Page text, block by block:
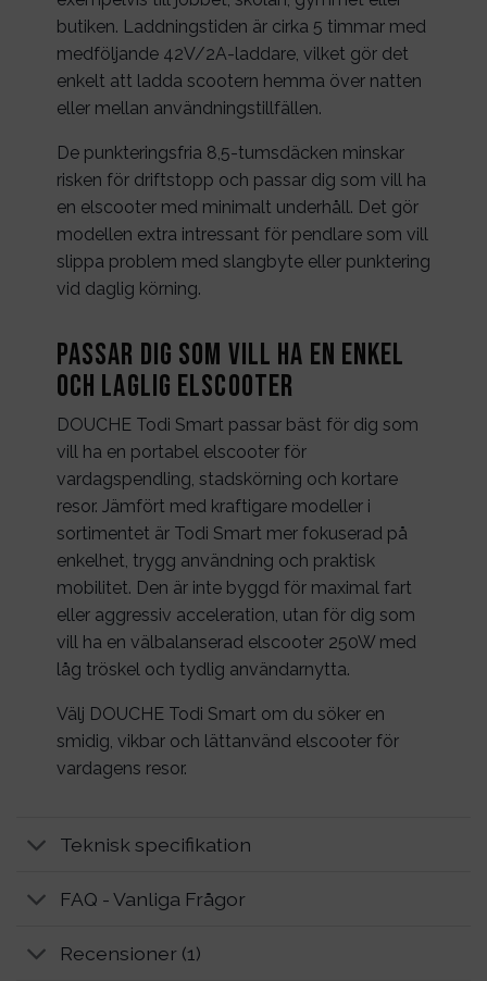
butiken. Laddningstiden är cirka 5 timmar med
medföljande 42V/2A-laddare, vilket gör det
enkelt att ladda scootern hemma över natten
eller mellan användningstillfällen.
De punkteringsfria 8,5-tumsdäcken minskar
risken för driftstopp och passar dig som vill ha
en elscooter med minimalt underhåll. Det gör
modellen extra intressant för pendlare som vill
slippa problem med slangbyte eller punktering
vid daglig körning.
Passar dig som vill ha en enkel
och laglig elscooter
DOUCHE Todi Smart passar bäst för dig som
vill ha en portabel elscooter för
vardagspendling, stadskörning och kortare
resor. Jämfört med kraftigare modeller i
sortimentet är Todi Smart mer fokuserad på
enkelhet, trygg användning och praktisk
mobilitet. Den är inte byggd för maximal fart
eller aggressiv acceleration, utan för dig som
vill ha en välbalanserad elscooter 250W med
låg tröskel och tydlig användarnytta.
Välj DOUCHE Todi Smart om du söker en
smidig, vikbar och lättanvänd elscooter för
vardagens resor.
Teknisk specifikation
FAQ - Vanliga Frågor
Recensioner (1)